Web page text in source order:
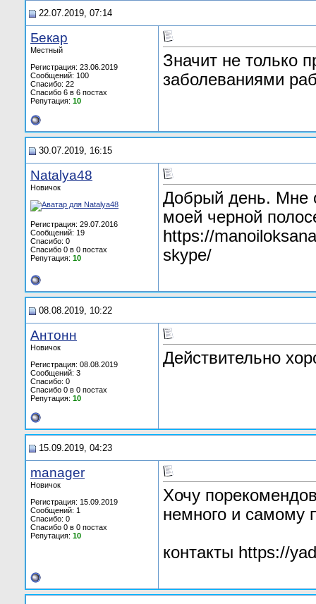
22.07.2019, 07:14
Бекар
Местный
Регистрация: 23.06.2019
Сообщений: 100
Спасибо: 22
Спасибо 6 в 6 постах
Репутация: 10
Значит не только
заболеваниями
30.07.2019, 16:15
Natalya48
Новичок
Регистрация: 29.07.2016
Сообщений: 19
Спасибо: 0
Спасибо 0 в 0 постах
Репутация: 10
Добрый день. Мне
моей черной
https://
skype/
08.08.2019, 10:22
Антонн
Новичок
Регистрация: 08.08.2019
Сообщений: 3
Спасибо: 0
Спасибо 0 в 0 постах
Репутация: 10
Действительно
15.09.2019, 04:23
manager
Новичок
Регистрация: 15.09.2019
Сообщений: 1
Спасибо: 0
Спасибо 0 в 0 постах
Репутация: 10
Хочу
немного и самому
контакты https://